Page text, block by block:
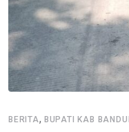
BERITA, BUPATI KAB